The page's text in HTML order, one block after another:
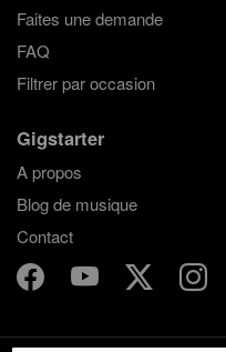
Faites une demande
FAQ
Filtrer par occasion
Gigstarter
A propos
Blog de musique
Contact